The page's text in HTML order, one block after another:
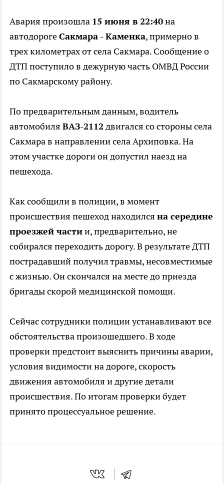
Авария произошла 15 июня в 22:40на
автодорогеСакмара - Каменка, примерно в
трех километрах от села Сакмара. Сообщение о
ДТП поступило в дежурную часть ОМВД России
по Сакмарскому району.
По предварительным данным, водитель
автомобиля ВАЗ-2112 двигался со стороны села
Сакмара в направлении села Архиповка. На
этом участке дороги он допустил наезд на
пешехода.
Как сообщили в полиции, в момент
происшествия пешеход находился на середине
проезжей частии, предварительно, не
собирался переходить дорогу. В результате ДТП
пострадавший получил травмы, несовместимые
с жизнью. Он скончался на месте до приезда
бригады скорой медицинской помощи.
Сейчас сотрудники полиции устанавливают все
обстоятельства произошедшего. В ходе
проверки предстоит выяснить причины аварии,
условия видимости на дороге, скорость
движения автомобиля и другие детали
происшествия. По итогам проверки будет
принято процессуальное решение.